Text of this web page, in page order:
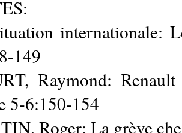
internationale:
149
Raymond:
5-6:150-154
Roger: La grève